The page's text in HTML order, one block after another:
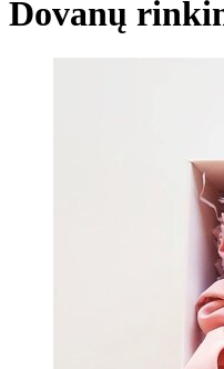
Dovanų